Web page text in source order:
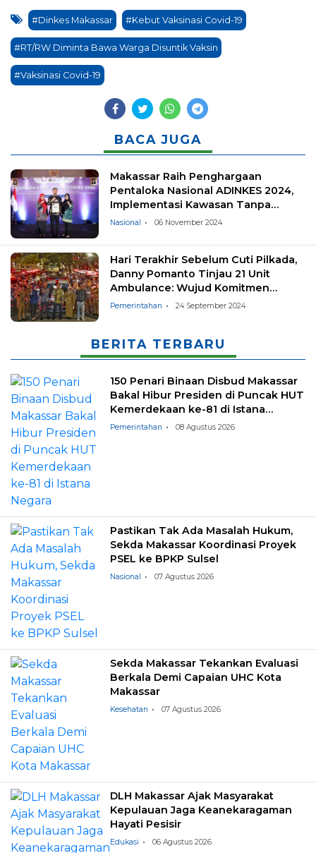
#Dinkes Makassar #Kebut Vaksinasi Covid-19
#RT/RW Diminta Bawa Warga Disuntik Vaksin
#Vaksinasi Covid-19
BACA JUGA
Makassar Raih Penghargaan
Pentaloka Nasional ADINKES 2024,
Implementasi Kawasan Tanpa
Rokok
Nasional 06 November 2024
Hari Terakhir Sebelum Cuti Pilkada,
Danny Pomanto Tinjau 21 Unit
Ambulance: Wujud Komitmen
Pertahankan Makassar Kota Sehat
Pemerintahan 24 September 2024
BERITA TERBARU
150 Penari Binaan Disbud Makassar
Bakal Hibur Presiden di Puncak HUT
Kemerdekaan ke-81 di Istana
Negara
Pemerintahan 08 Agustus 2026
Pastikan Tak Ada Masalah Hukum,
Sekda Makassar Koordinasi Proyek
PSEL ke BPKP Sulsel
Nasional 07 Agustus 2026
Sekda Makassar Tekankan Evaluasi
Berkala Demi Capaian UHC Kota
Makassar
Kesehatan 07 Agustus 2026
DLH Makassar Ajak Masyarakat
Kepulauan Jaga Keanekaragaman
Hayati Pesisir
Edukasi 06 Agustus 2026